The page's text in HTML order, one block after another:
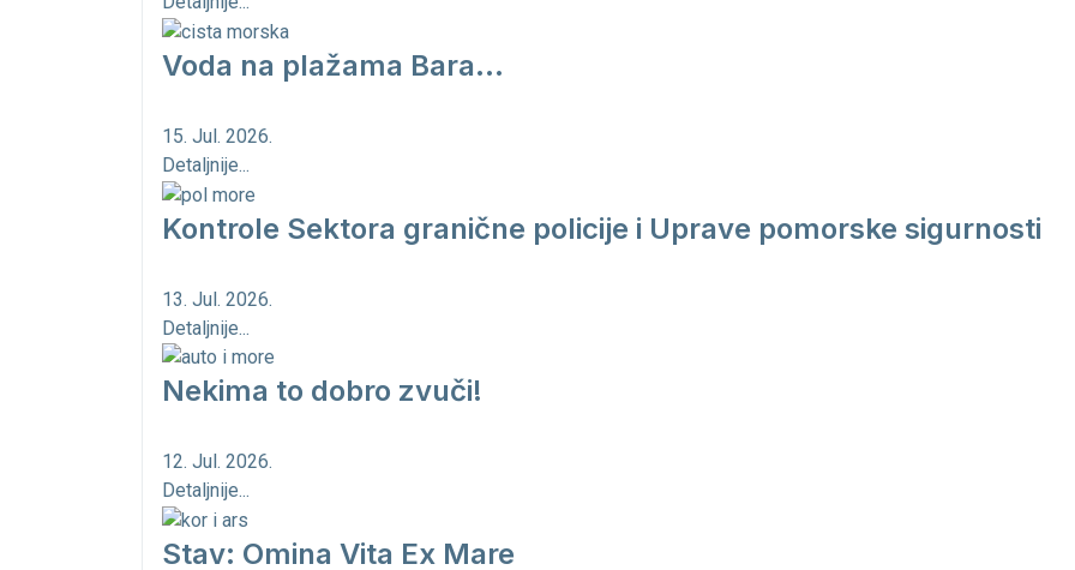
Voda na plažama Bara...
15. Jul. 2026.
Detaljnije...
Kontrole Sektora granične policije i Uprave pomorske sigurnosti
13. Jul. 2026.
Detaljnije...
Nekima to dobro zvuči!
12. Jul. 2026.
Detaljnije...
Stav: Omina Vita Ex Mare